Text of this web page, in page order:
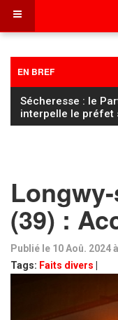
EN BREF
Sécheresse : le
interpelle le préfet
(39) :
Publié le 10 Aoû. 2024
Tags: Faits divers